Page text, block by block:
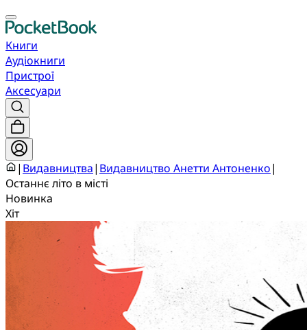
Книги
Аудіокниги
Пристрої
Аксесуари
| Видавництва| Видавництво Анетти Антоненко|
Останнє літо в місті
Новинка
Хіт